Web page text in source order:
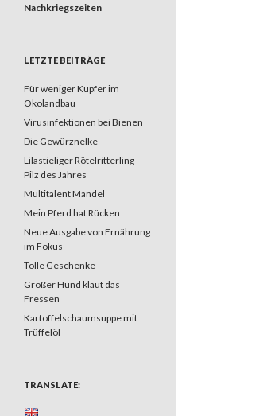
Nachkriegszeiten
LETZTE BEITRÄGE
Für weniger Kupfer im
Ökolandbau
Virusinfektionen bei Bienen
Die Gewürznelke
Lilastieliger Rötelritterling –
Pilz des Jahres
Multitalent Mandel
Mein Pferd hat Rücken
Neue Ausgabe von Ernährung
im Fokus
Tolle Geschenke
Großer Hund klaut das
Fressen
Kartoffelschaumsuppe mit
Trüffelöl
TRANSLATE: